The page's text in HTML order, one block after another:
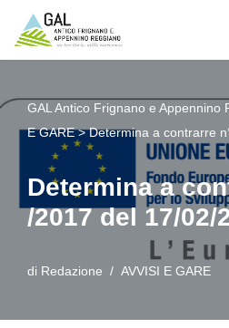
Vai
contenuto
GAL Antico Frignano e Appennino
E GARE>Determina a contrarre
Determina a
/2017 del 17/02/
di Redazione AVVISI E GARE